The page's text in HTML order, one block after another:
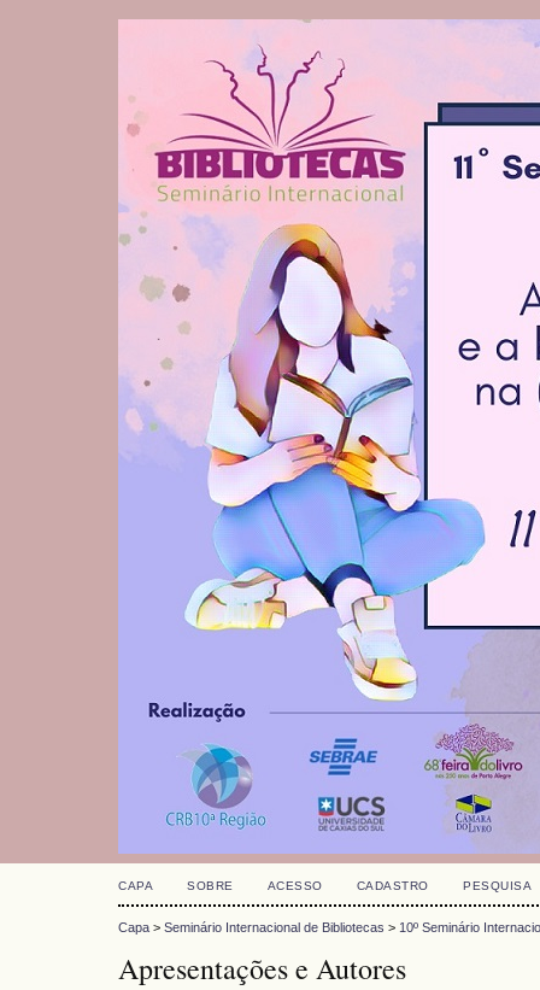
CAPA SOBRE ACESSO CADASTRO PESQUISA
Capa > Seminário Internacional de Bibliotecas > 10º Seminário
Apresentações e Autores